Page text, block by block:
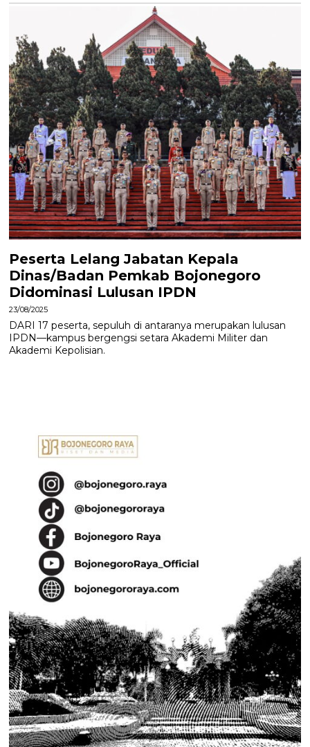
Peserta Lelang Jabatan Kepala
Dinas/Badan Pemkab Bojonegoro
Didominasi Lulusan IPDN
23/08/2025
DARI 17 peserta, sepuluh di antaranya merupakan lulusan
IPDN—kampus bergengsi setara Akademi Militer dan
Akademi Kepolisian.